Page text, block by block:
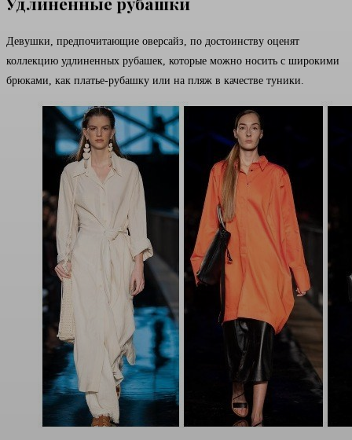
Девушки, предпочитающие оверсайз, по достоинству оценят
коллекцию удлиненных рубашек, которые можно носить с широкими
брюками, как платье-рубашку или на пляж в качестве туники.